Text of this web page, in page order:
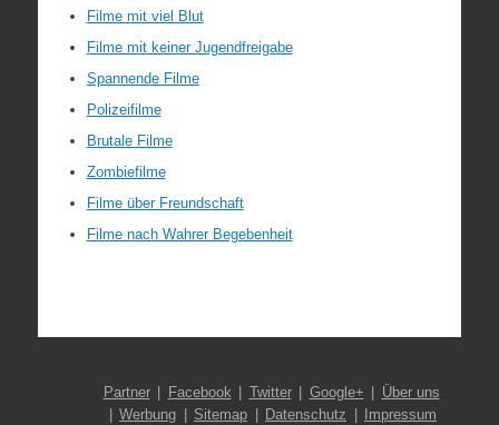
Filme mit viel Blut
Filme mit keiner Jugendfreigabe
Spannende Filme
Polizeifilme
Brutale Filme
Zombiefilme
Filme über Freundschaft
Filme nach Wahrer Begebenheit
Partner Facebook Twitter Google+
Über uns
Werbung
Sitemap Datenschutz Impressum